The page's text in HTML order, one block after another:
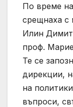
По време
срещнаха с
Илин
проф.
Те се
дирекции,
на
въпроси,